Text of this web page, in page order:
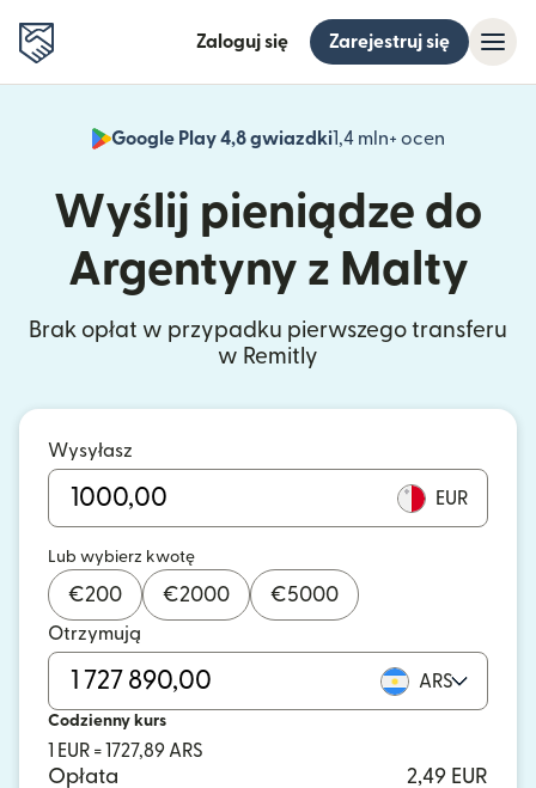
Zaloguj się Zarejestruj się
Google Play 4,8 gwiazdki1,4 mln+ ocen
(otwiera
Wyślij pieniądze do
Argentyny z Malty
Brak opłat w przypadku pierwszego transferu
w Remitly
Wysyłasz
EUR
Lub wybierz kwotę
€200 €2000 €5000
Otrzymują
ARS
Codzienny kurs
1 EUR = 1727,89 ARS
Opłata
2,49 EUR